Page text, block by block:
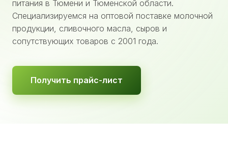
питания в Тюмени и Тюменской области.
Специализируемся на оптовой поставке молочной
продукции, сливочного масла, сыров и
сопутствующих товаров с 2001 года.
Получить прайс-лист